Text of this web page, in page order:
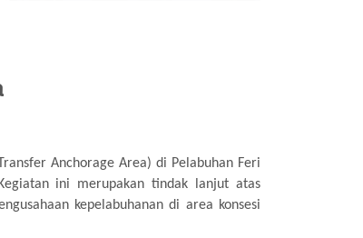
Anchorage Area) di Pelabuhan Feri
ini merupakan tindak lanjut atas
kepelabuhanan di area konsesi